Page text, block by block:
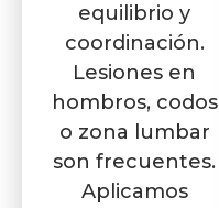
equilibrio y
coordinación.
Lesiones en
hombros, codos
o zona lumbar
son frecuentes.
Aplicamos